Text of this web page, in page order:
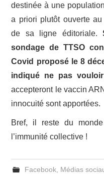
destinée à une
a priori plutôt ouverte
de sa ligne éditoriale.
sondage de TTSO
Covid proposé le 8
indiqué ne pas
accepteront le vaccin
innocuité sont apportées.
Bref, il reste du
l’immunité collective !
Facebook, Médias